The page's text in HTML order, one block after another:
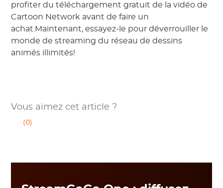
profiter du téléchargement gratuit de la vidéo de
Cartoon Network avant de faire un
achat.Maintenant, essayez-le pour déverrouiller le
monde de streaming du réseau de dessins
animés illimités!
Vous aimez cet article ?
(0)